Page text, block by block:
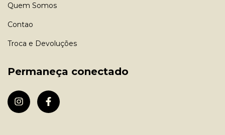
Quem Somos
Contao
Troca e Devoluções
Permaneça conectado